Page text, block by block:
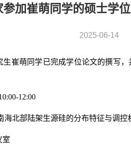
加崔萌同学的硕士学
2025-06-14
生崔萌同学已完成学位论文的撰写
12:00
海北部陆架生源硅的分布特征与调控
室